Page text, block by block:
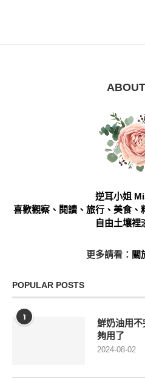
逆耳小姐
喜歡觀察、閱讀、旅行、美食
自由土壤裡
更多請看： 關
POPULAR POSTS
1
鮮奶油用
夠用了
2024-08-02